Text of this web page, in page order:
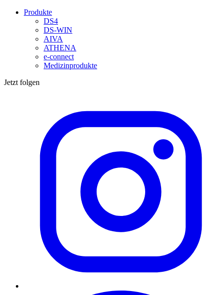
Produkte
DS4
DS-WIN
AIVA
ATHENA
e-connect
Medizinprodukte
Jetzt folgen